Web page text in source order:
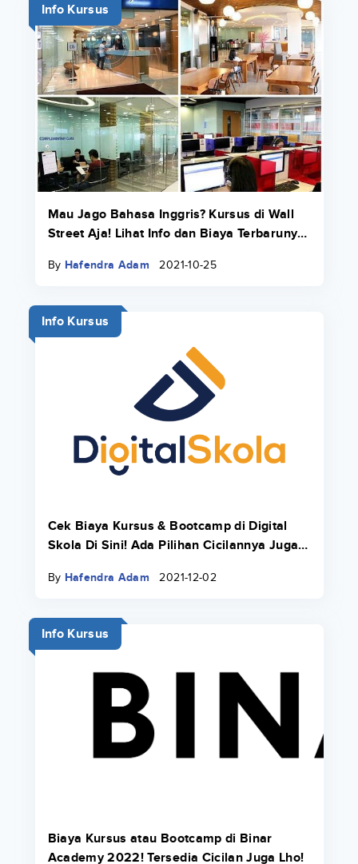
Info Kursus
Mau Jago Bahasa Inggris? Kursus di Wall
Street Aja! Lihat Info dan Biaya Terbarunya
By Hafendra Adam 2021-10-25
Info Kursus
Cek Biaya Kursus & Bootcamp di Digital
Skola Di Sini! Ada Pilihan Cicilannya Juga
By Hafendra Adam 2021-12-02
Info Kursus
Biaya Kursus atau Bootcamp di Binar
Academy 2022! Tersedia Cicilan Juga Lho!